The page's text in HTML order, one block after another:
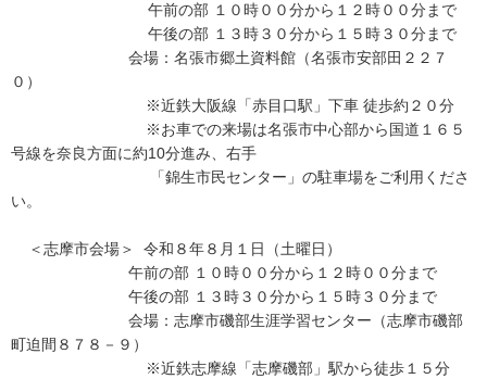
午前の部 １０時００分から１２時００分まで
午後の部 １３時３０分から１５時３０分まで
会場：名張市郷土資料館（名張市安部田２２７
０）
※近鉄大阪線「赤目口駅」下車 徒歩約２０分
※お車での来場は名張市中心部から国道１６５
号線を奈良方面に約10分進み、右手
「錦生市民センター」の駐車場をご利用くださ
い。
＜志摩市会場＞ 令和８年８月１日（土曜日）
午前の部 １０時００分から１２時００分まで
午後の部 １３時３０分から１５時３０分まで
会場：志摩市磯部生涯学習センター（志摩市磯部
町迫間８７８－９）
※近鉄志摩線「志摩磯部」駅から徒歩１５分